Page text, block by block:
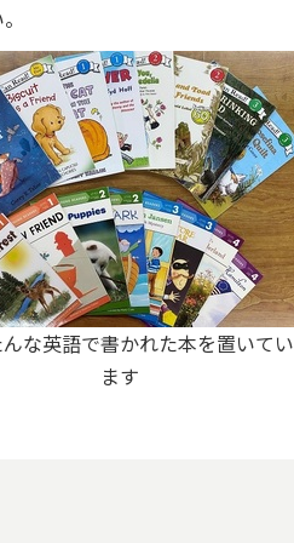
な英語で書かれた本を置いてい
ます